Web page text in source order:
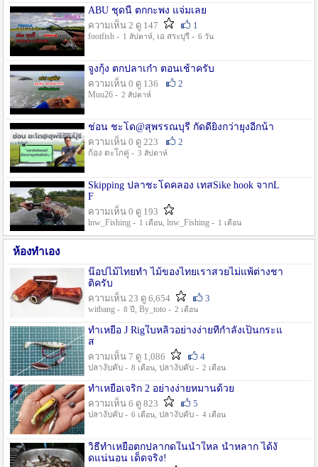
ABU ชุดนี้ ตกกะพง แจ่มเลย
ความเห็น 2 ดู 147
1
footfish - 1 สัปดาห์, เอ สระบุรี - 6 วัน
จูงกุ้ง ตกปลาเก๋า ตอนเช้าครับ
ความเห็น 0 ดู 136
2
Muu26 - 2 สัปดาห์
ช่อน ชะโด@สุพรรณบุรี กัดดียิ่งกว่ายุงอีกน้า
ความเห็น 0 ดู 223
2
ก้อง ตะโกคู่ - 3 สัปดาห์
Skipping ปลาชะโดคลอง เทสSike hook จากL
F
ความเห็น 0 ดู 193
lnw_Fishing - 1 เดือน, lnw_Fishing - 1 เดือน
ห้องทำเอง
น๊อปไม้ไทยทำ ไม้ของไทยเราสวยไม่แพ้ต่างชา
ติครับ
ความเห็น 23 ดู 6,654
3
witbang - 8 ปี , By_toto - 2 เดือน
ทำเหยื่อ J Rigใบหลิวอย่างง่ายที่กำลังเป็นกระแ
ส
ความเห็น 7 ดู 1,086
4
ปลางับคับ - 8 เดือน, ปลางับคับ - 2 เดือน
ทำเหยื่อเจริก 2 อย่างง่ายหมานด้วย
ความเห็น 6 ดู 823
5
ปลางับคับ - 6 เดือน, ปลางับคับ - 4 เดือน
วิธีทำเหยื่อตกปลากดในน้ำใหล น้ำหลาก ได้งั
ดแน่นอน เด็ดจริง!